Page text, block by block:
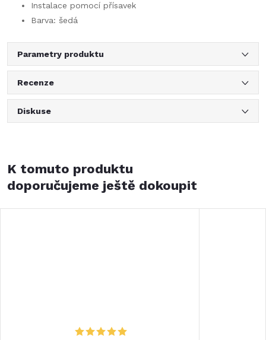
Instalace pomocí přísavek
Barva: šedá
Parametry produktu
Recenze
Diskuse
K tomuto produktu
doporučujeme ještě dokoupit